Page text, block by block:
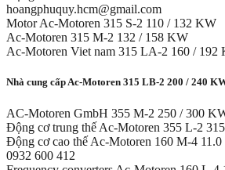
hoangphuquy.hcm@gmail.com
Motor Ac-Motoren 315 S-2 110 / 132 KW
Ac-Motoren 315 M-2 132 / 158 KW
Ac-Motoren Viet nam 315 LA-2 160 / 192
Nhà cung cấp Ac-Motoren 315 LB-2 200 / 240
AC-Motoren GmbH 355 M-2 250 / 300
Động cơ trung thế Ac-Motoren 355 L-2
Động cơ cao thế Ac-Motoren 160 M-4
0932 600 412